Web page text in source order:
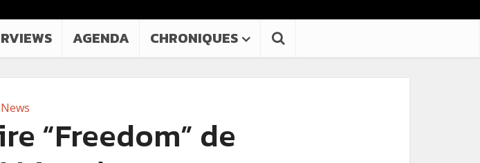
AGENDA CHRONIQUES
News
“Freedom” de